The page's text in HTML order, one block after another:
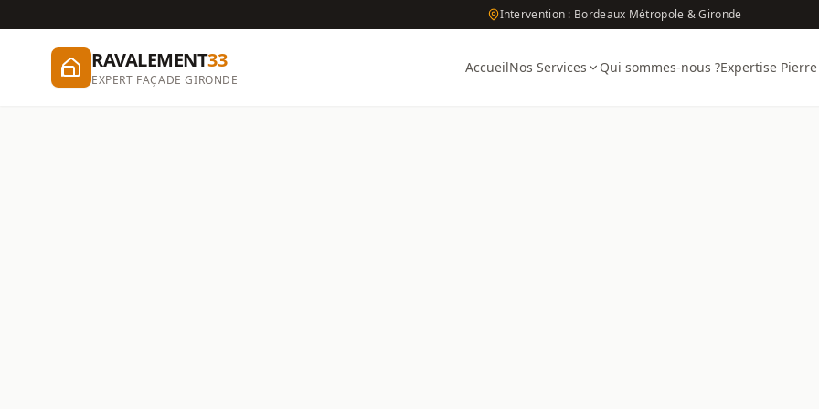
Intervention : Bordeaux Métropole & Gironde
RAVALEMENT33
EXPERT FAÇADE GIRONDE
AccueilNos Services Qui sommes-nous ?Expertise Pierre